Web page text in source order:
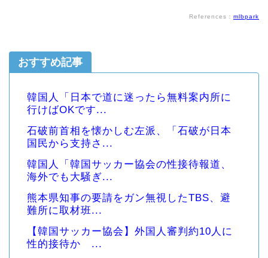
References： mlbpark
おすすめ記事
韓国人「日本で道に迷ったら無料案内所に
行けばOKです...
石破前首相を懐かしむ左派、「石破が日本
国民から支持さ...
韓国人「韓国サッカー協会の性接待報道、
海外でも大騒ぎ...
熊本県知事の要請をガン無視したTBS、避
難所に取材班...
【韓国サッカー協会】外国人審判約10人に
性的接待か ...